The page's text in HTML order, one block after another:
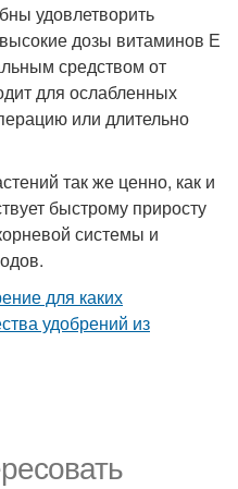
удовлетворить
дозы витаминов Е
средством от
для ослабленных
или длительно
так же ценно, как и
быстрому приросту
системы и